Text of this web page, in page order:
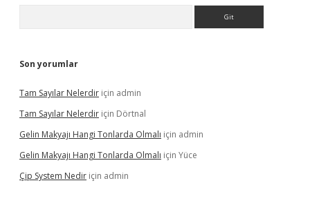
Son yorumlar
Tam Sayılar Nelerdir için admin
Tam Sayılar Nelerdir için Dörtnal
Gelin Makyajı Hangi Tonlarda Olmalı için admin
Gelin Makyajı Hangi Tonlarda Olmalı için Yüce
Çip System Nedir için admin